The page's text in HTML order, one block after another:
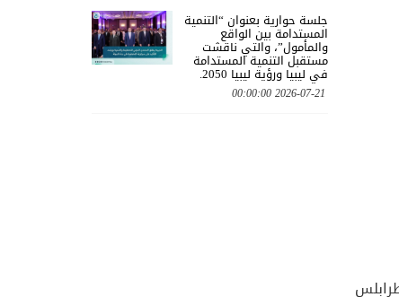
جلسة حوارية بعنوان “التنمية
المستدامة بين الواقع
والمأمول”، والتي ناقشت
مستقبل التنمية المستدامة
في ليبيا ورؤية ليبيا 2050.
2026-07-21 00:00:00